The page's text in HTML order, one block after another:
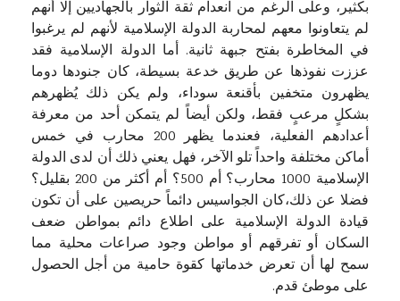
بكثير، وعلى الرغم من انعدام ثقة الثوار بالجهاديين إلا أنهم
لم يتعاونوا معهم لمحاربة الدولة الإسلامية لأنهم لم يرغبوا
في المخاطرة بفتح جبهة ثانية. أما الدولة الإسلامية فقد
عززت نفوذها عن طريق خدعة بسيطة، كان جنودها دوما
يظهرون متخفين بأقنعة سوداء، ولم يكن ذلك يُظهرهم
بشكلٍ مرعبٍ فقط، ولكن أيضاً لم يتمكن أحد من معرفة
أعدادهم الفعلية، فعندما يظهر 200 محارب في خمس
أماكن مختلفة واحداً تلو الآخر، فهل يعني ذلك أن لدى الدولة
الإسلامية 1000 محارب؟ أم 500؟ أم أكثر من 200 بقليل؟
فضلا عن ذلك،كان الجواسيس دائماً حريصين على أن تكون
قيادة الدولة الإسلامية على اطلاع دائم بمواطن ضعف
السكان أو تفرقهم أو مواطن وجود صراعات محلية مما
سمح لها أن تعرض خدماتها كقوة حامية من أجل الحصول
على موطئ قدم.